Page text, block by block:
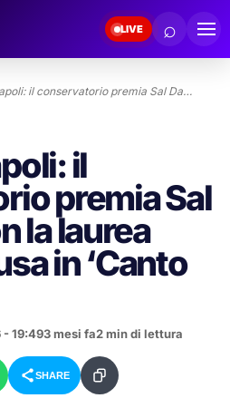
LIVE ⌕
il conservatorio premia Sal Da…
il
premia Sal
la laurea
in ‘Canto
- 19:493 mesi fa2 min di lettura
SHARE